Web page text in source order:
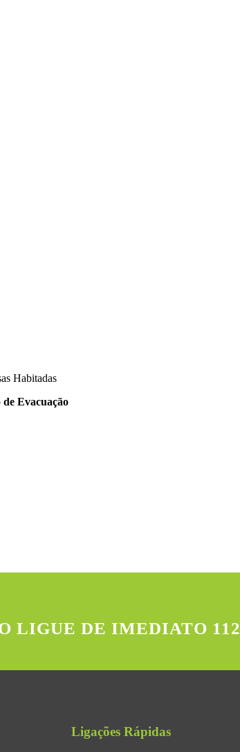
de Evacuação
LIGUE DE IMEDIATO 112
Ligações Rápidas